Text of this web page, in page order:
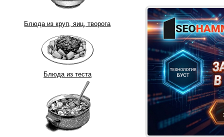
Блюда из круп, яиц, творога
Блюда из теста